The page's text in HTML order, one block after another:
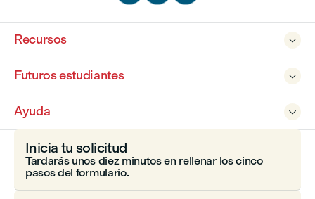

Recursos

Futuros estudiantes

Ayuda
Inicia tu solicitud
Tardarás unos diez minutos en rellenar los cinco
pasos del formulario.